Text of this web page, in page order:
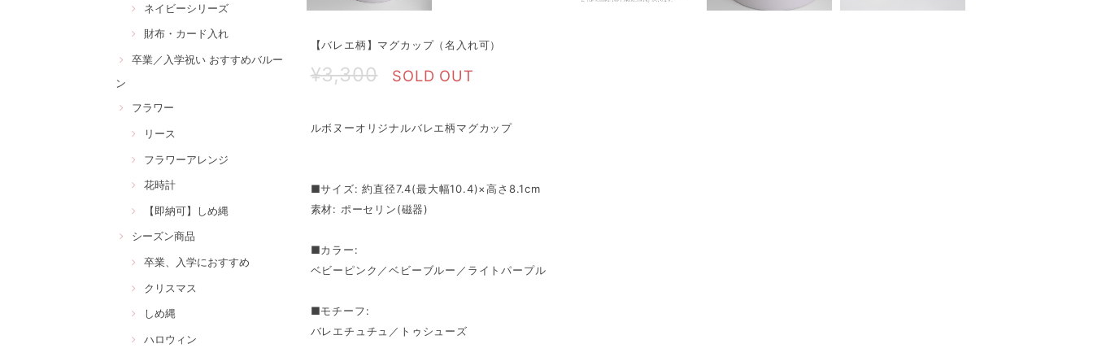
ネイビーシリーズ
財布・カード入れ
卒業／入学祝い おすすめバルー
ン
フラワー
リース
フラワーアレンジ
花時計
【即納可】しめ縄
シーズン商品
卒業、入学におすすめ
クリスマス
しめ縄
ハロウィン
【バレエ柄】マグカップ（名入れ可）
¥3,300 SOLD OUT
ルボヌーオリジナルバレエ柄マグカップ
■サイズ: 約直径7.4(最大幅10.4)×高さ8.1cm
素材: ポーセリン(磁器)
■カラー:
ベビーピンク／ベビーブルー／ライトパープル
■モチーフ:
バレエチュチュ／トゥシューズ